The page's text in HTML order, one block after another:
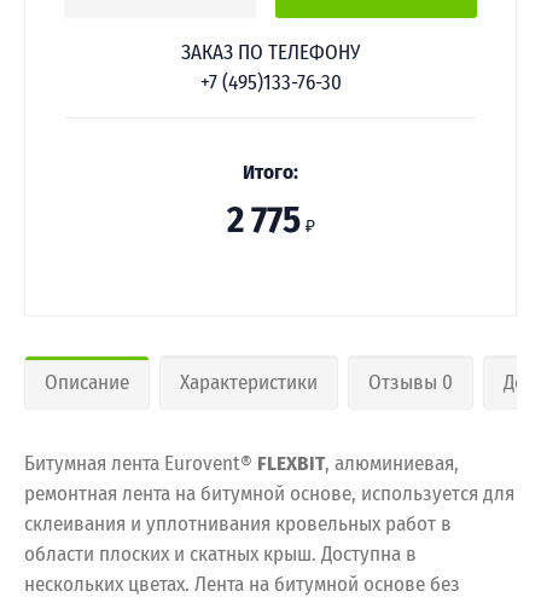
ЗАКАЗ ПО ТЕЛЕФОНУ
+7 (495)133-76-30
Итого:
2 775 ₽
Описание Характеристики Отзывы 0
Битумная лента Eurovent® FLEXBIT, алюминиевая,
ремонтная лента на битумной основе, используется для
склеивания и уплотнивания кровельных работ в
области плоских и скатных крыш. Доступна в
нескольких цветах. Лента на битумной основе без